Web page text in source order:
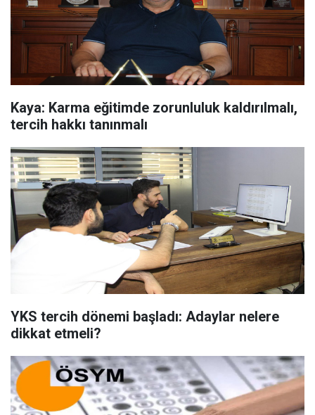
Kaya: Karma eğitimde zorunluluk kaldırılmalı,
tercih hakkı tanınmalı
YKS tercih dönemi başladı: Adaylar nelere
dikkat etmeli?